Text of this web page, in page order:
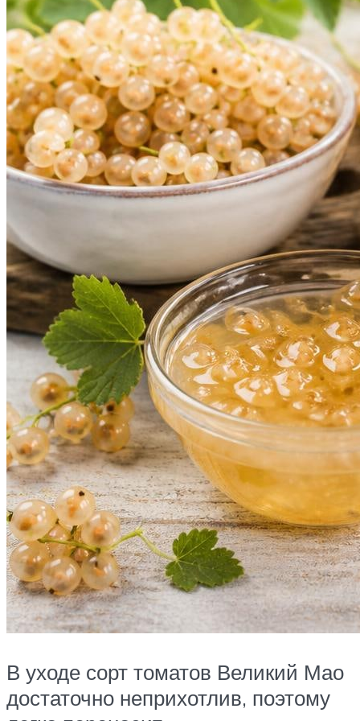
В уходе сорт томатов Великий Мао
достаточно неприхотлив, поэтому